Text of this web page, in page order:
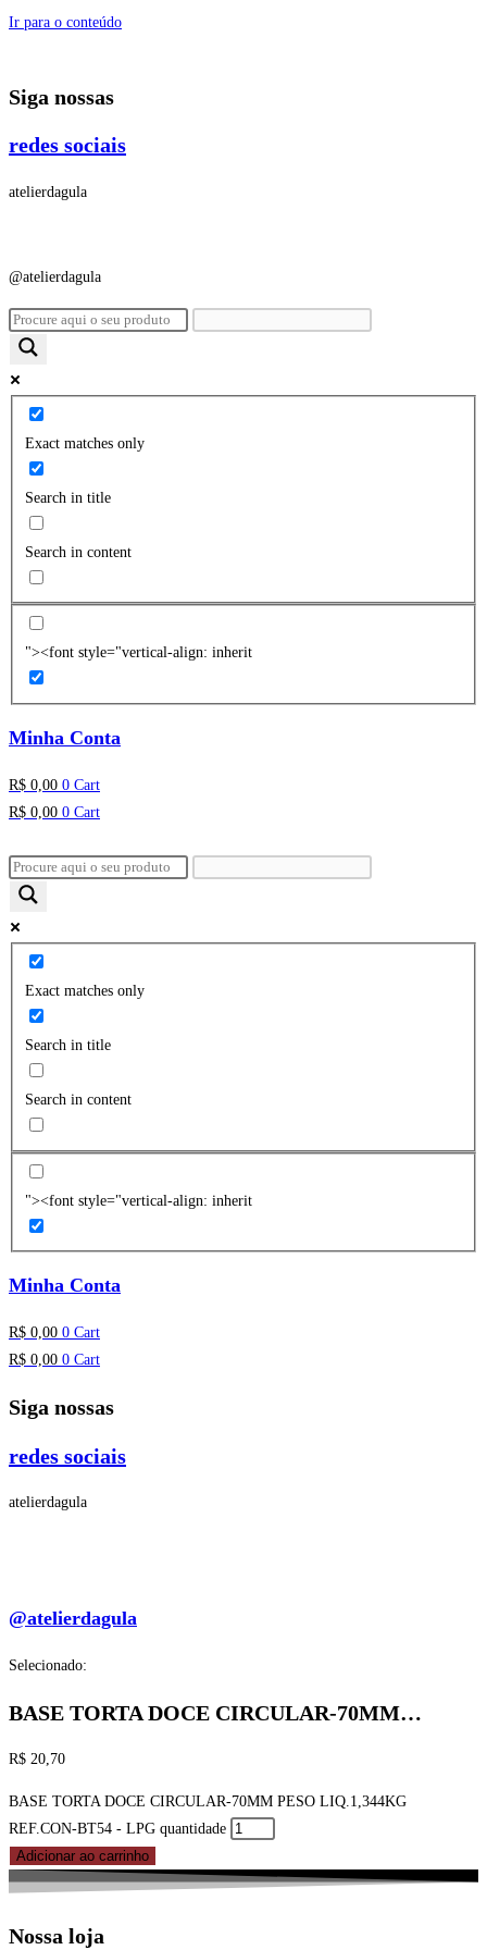
Ir para o conteúdo
Siga nossas
redes sociais
atelierdagula
@atelierdagula
Exact matches only
Search in title
Search in content
"><font style="vertical-align: inherit
Minha Conta
R$ 0,00 0 Cart
R$ 0,00 0 Cart
Exact matches only
Search in title
Search in content
"><font style="vertical-align: inherit
Minha Conta
R$ 0,00 0 Cart
R$ 0,00 0 Cart
Siga nossas
redes sociais
atelierdagula
@atelierdagula
Selecionado:
BASE TORTA DOCE CIRCULAR-70MM…
R$ 20,70
BASE TORTA DOCE CIRCULAR-70MM PESO LIQ.1,344KG
REF.CON-BT54 - LPG quantidade
Adicionar ao carrinho
Nossa loja